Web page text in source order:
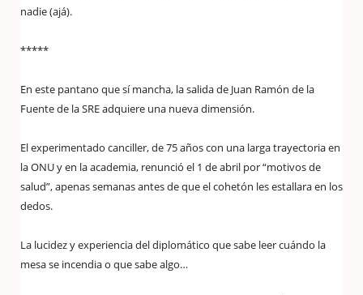
nadie (ajá).
*****
En este pantano que sí mancha, la salida de Juan Ramón de la
Fuente de la SRE adquiere una nueva dimensión.
El experimentado canciller, de 75 años con una larga trayectoria en
la ONU y en la academia, renunció el 1 de abril por “motivos de
salud”, apenas semanas antes de que el cohetón les estallara en los
dedos.
La lucidez y experiencia del diplomático que sabe leer cuándo la
mesa se incendia o que sabe algo…